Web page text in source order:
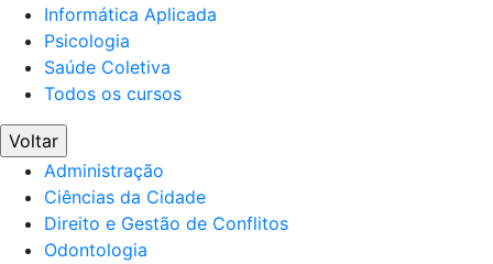
Informática Aplicada
Psicologia
Saúde Coletiva
Todos os cursos
Voltar
Administração
Ciências da Cidade
Direito e Gestão de Conflitos
Odontologia